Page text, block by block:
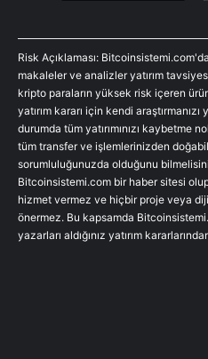
Risk Açıklaması:
makaleler ve analizler yatırım
kripto paraların yüksek risk içeren
yatırım kararı için kendi
durumda tüm yatırımınızı kaybetme
tüm transfer ve işlemlerinizden
sorumluluğunuzda olduğunu
Bitcoinsistemi.com bir haber sitesi olup,
hizmet vermez ve hiçbir proje veya
önermez. Bu kapsamda
yazarları aldığınız yatırım